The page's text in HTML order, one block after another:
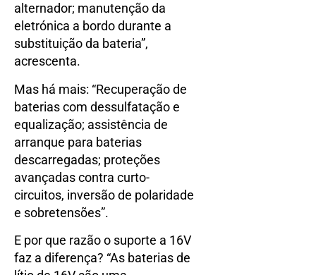
alternador; manutenção da
eletrónica a bordo durante a
substituição da bateria”,
acrescenta.
Mas há mais: “Recuperação de
baterias com dessulfatação e
equalização; assistência de
arranque para baterias
descarregadas; proteções
avançadas contra curto-
circuitos, inversão de polaridade
e sobretensões”.
E por que razão o suporte a 16V
faz a diferença? “As baterias de